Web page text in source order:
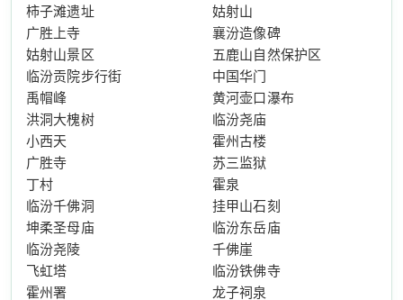
柿子滩遗址
姑射山
广胜上寺
襄汾造像碑
姑射山景区
五鹿山自然保护区
临汾贡院步行街
中国华门
禹帽峰
黄河壶口瀑布
洪洞大槐树
临汾尧庙
小西天
霍州古楼
广胜寺
苏三监狱
丁村
霍泉
临汾千佛洞
挂甲山石刻
坤柔圣母庙
临汾东岳庙
临汾尧陵
千佛崖
飞虹塔
临汾铁佛寺
霍州署
龙子祠泉